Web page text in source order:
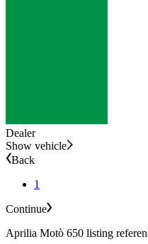
Dealer
Show vehicle
Back
1
Continue
Aprilia Motò 650 listing